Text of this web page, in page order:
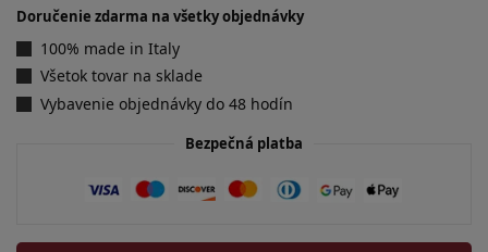
Doručenie zdarma na všetky objednávky
100% made in Italy
Všetok tovar na sklade
Vybavenie objednávky do 48 hodín
Bezpečná platba